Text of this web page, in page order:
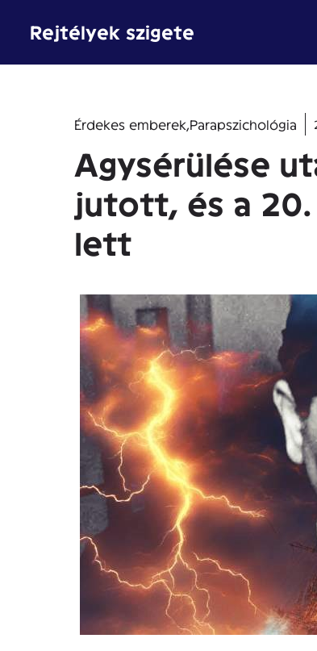
Rejtélyek szigete
Érdekes emberek,Parapszichológia
Agysérülése
jutott, és a
lett